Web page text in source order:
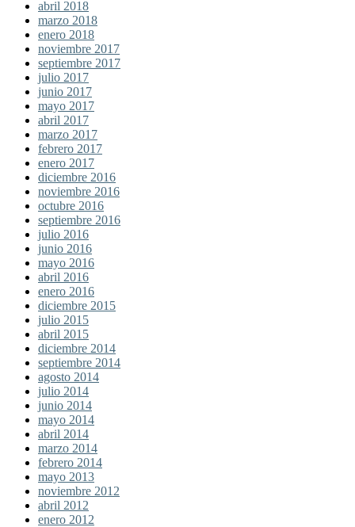
abril 2018
marzo 2018
enero 2018
noviembre 2017
septiembre 2017
julio 2017
junio 2017
mayo 2017
abril 2017
marzo 2017
febrero 2017
enero 2017
diciembre 2016
noviembre 2016
octubre 2016
septiembre 2016
julio 2016
junio 2016
mayo 2016
abril 2016
enero 2016
diciembre 2015
julio 2015
abril 2015
diciembre 2014
septiembre 2014
agosto 2014
julio 2014
junio 2014
mayo 2014
abril 2014
marzo 2014
febrero 2014
mayo 2013
noviembre 2012
abril 2012
enero 2012